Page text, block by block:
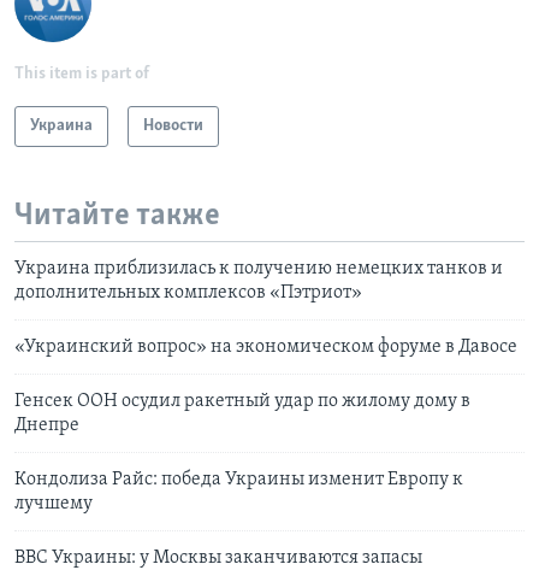
This item is part of
Украина Новости
Читайте также
Украина приблизилась к получению немецких танков и
дополнительных комплексов «Пэтриот»
«Украинский вопрос» на экономическом форуме в Давосе
Генсек ООН осудил ракетный удар по жилому дому в
Днепре
Кондолиза Райс: победа Украины изменит Европу к
лучшему
ВВС Украины: у Москвы заканчиваются запасы